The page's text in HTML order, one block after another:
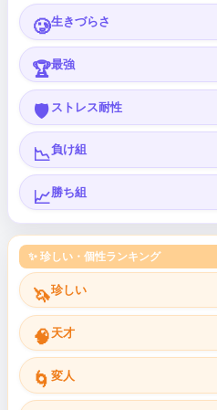
🥲生きづらさ
🏆最強
🛡️ ストレス耐性
📉負け組
📈勝ち組
✨ 珍しい・個性ランキング
🦄珍しい
🧠 天才
🌀 変人